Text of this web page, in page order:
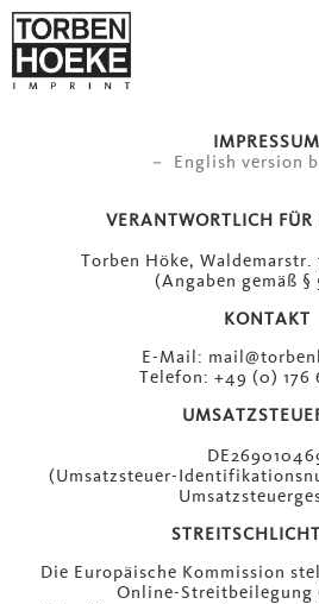
IMPRESSUM
– English version
VERANTWORTLICH FÜR
Torben Höke, Waldemarstr.
(Angaben gemäß §
KONTAKT
E-Mail:
Telefon: +49 (0) 176
(Umsatzsteuer-
Die Europäische Kommission
Online-Streitbeilegung